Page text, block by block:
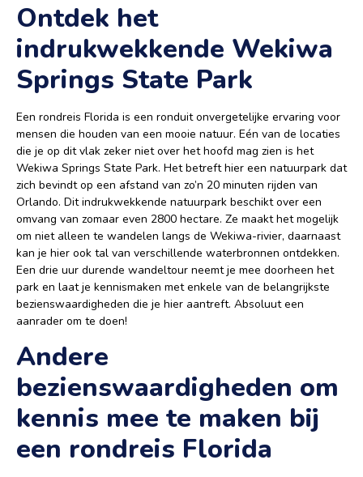
Ontdek het
indrukwekkende Wekiwa
Springs State Park
Een rondreis Florida is een ronduit onvergetelijke ervaring voor
mensen die houden van een mooie natuur. Eén van de locaties
die je op dit vlak zeker niet over het hoofd mag zien is het
Wekiwa Springs State Park. Het betreft hier een natuurpark dat
zich bevindt op een afstand van zo’n 20 minuten rijden van
Orlando. Dit indrukwekkende natuurpark beschikt over een
omvang van zomaar even 2800 hectare. Ze maakt het mogelijk
om niet alleen te wandelen langs de Wekiwa-rivier, daarnaast
kan je hier ook tal van verschillende waterbronnen ontdekken.
Een drie uur durende wandeltour neemt je mee doorheen het
park en laat je kennismaken met enkele van de belangrijkste
bezienswaardigheden die je hier aantreft. Absoluut een
aanrader om te doen!
Andere
bezienswaardigheden om
kennis mee te maken bij
een rondreis Florida